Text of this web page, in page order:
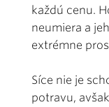
každú cenu.
neumiera a
extrémne
Síce nie je
potravu,